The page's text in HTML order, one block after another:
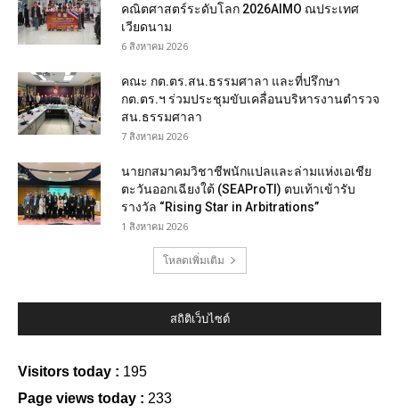
คณิตศาสตร์ระดับโลก 2026AIMO ณประเทศ
เวียดนาม
6 สิงหาคม 2026
คณะ กต.ตร.สน.ธรรมศาลา และที่ปรึกษา
กต.ตร.ฯ ร่วมประชุมขับเคลื่อนบริหารงานตำรวจ
สน.ธรรมศาลา
7 สิงหาคม 2026
นายกสมาคมวิชาชีพนักแปลและล่ามแห่งเอเชีย
ตะวันออกเฉียงใต้ (SEAProTI) ตบเท้าเข้ารับ
รางวัล “Rising Star in Arbitrations”
1 สิงหาคม 2026
โหลดเพิ่มเติม
สถิติเว็บไซต์
Visitors today : 195
Page views today : 233